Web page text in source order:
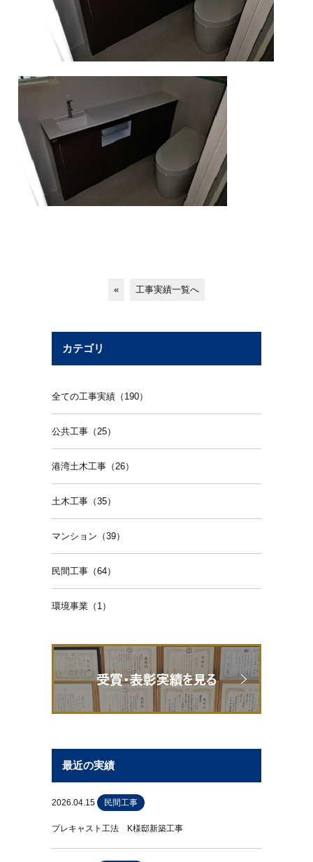
« 工事実績一覧へ
カテゴリ
全ての工事実績（190）
公共工事（25）
港湾土木工事（26）
土木工事（35）
マンション（39）
民間工事（64）
環境事業（1）
最近の実績
2026.04.15 民間工事
プレキャスト工法 K様邸新築工事